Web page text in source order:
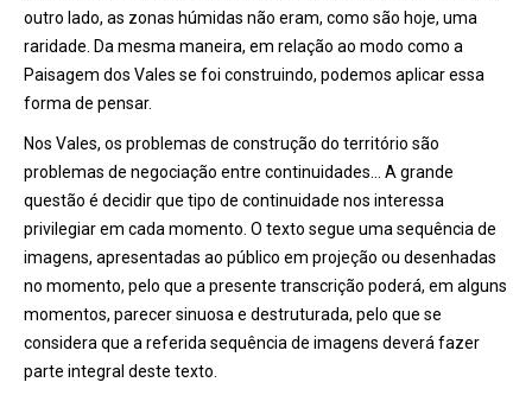
outro lado, as zonas húmidas não eram, como são hoje, uma
raridade. Da mesma maneira, em relação ao modo como a
Paisagem dos Vales se foi construindo, podemos aplicar essa
forma de pensar.
Nos Vales, os problemas de construção do território são
problemas de negociação entre continuidades… A grande
questão é decidir que tipo de continuidade nos interessa
privilegiar em cada momento. O texto segue uma sequência de
imagens, apresentadas ao público em projeção ou desenhadas
no momento, pelo que a presente transcrição poderá, em alguns
momentos, parecer sinuosa e destruturada, pelo que se
considera que a referida sequência de imagens deverá fazer
parte integral deste texto.